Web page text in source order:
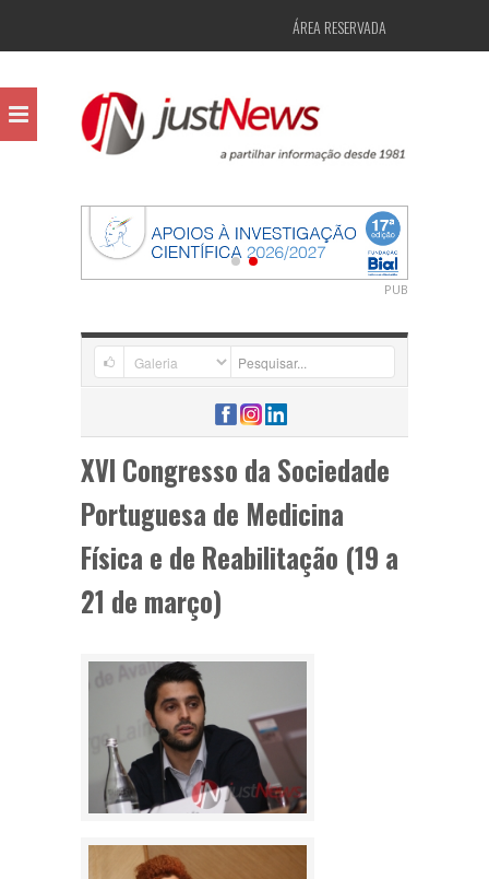
ÁREA RESERVADA
PUB
XVI Congresso da Sociedade
Portuguesa de Medicina
Física e de Reabilitação (19 a
21 de março)